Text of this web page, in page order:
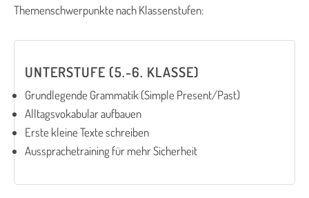
Themenschwerpunkte nach Klassenstufen:
UNTERSTUFE (5.-6. KLASSE)
Grundlegende Grammatik (Simple Present/Past)
Alltagsvokabular aufbauen
Erste kleine Texte schreiben
Aussprachetraining für mehr Sicherheit